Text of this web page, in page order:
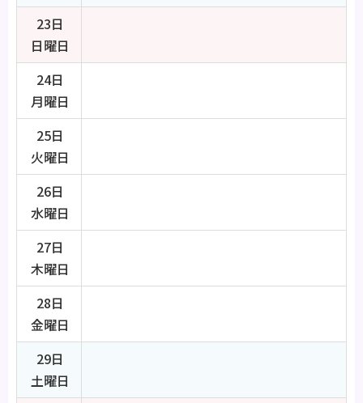
23日
日曜日
24日
月曜日
25日
火曜日
26日
水曜日
27日
木曜日
28日
金曜日
29日
土曜日